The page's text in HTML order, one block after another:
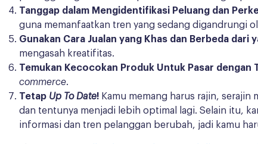
Tanggap dalam Mengidentifikasi Peluang dan
guna memanfaatkan tren yang sedang digandrungi
Gunakan Cara Jualan yang Khas dan Berbeda dari
mengasah kreatifitas.
Temukan Kecocokan Produk Untuk Pasar dengan
commerce.
Tetap Up To Date! Kamu memang harus rajin,
dan tentunya menjadi lebih optimal lagi. Selain itu,
informasi dan tren pelanggan berubah, jadi kamu